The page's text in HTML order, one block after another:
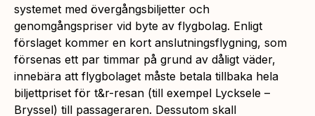
systemet med övergångsbiljetter och
genomgångspriser vid byte av flygbolag. Enligt
förslaget kommer en kort anslutningsflygning, som
försenas ett par timmar på grund av dåligt väder,
innebära att flygbolaget måste betala tillbaka hela
biljettpriset för t&r-resan (till exempel Lycksele –
Bryssel) till passageraren. Dessutom skall